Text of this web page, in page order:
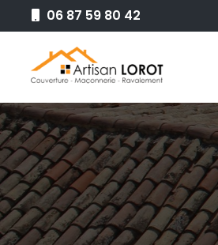
principal
06 87 59 80 42